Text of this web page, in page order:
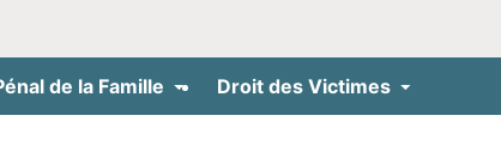
de la Famille Droit des Victimes